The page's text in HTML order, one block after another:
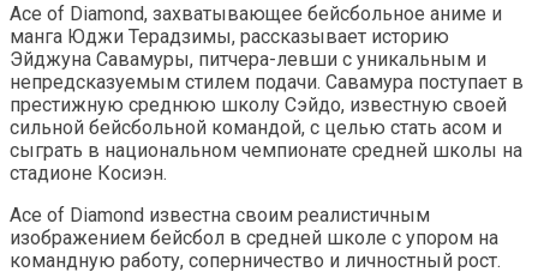
Ace of Diamond, захватывающее бейсбольное аниме и
манга Юджи Терадзимы, рассказывает историю
Эйджуна Савамуры, питчера-левши с уникальным и
непредсказуемым стилем подачи. Савамура поступает в
престижную среднюю школу Сэйдо, известную своей
сильной бейсбольной командой, с целью стать асом и
сыграть в национальном чемпионате средней школы на
стадионе Косиэн.
Ace of Diamond известна своим реалистичным
изображением бейсбол в средней школе с упором на
командную работу, соперничество и личностный рост.